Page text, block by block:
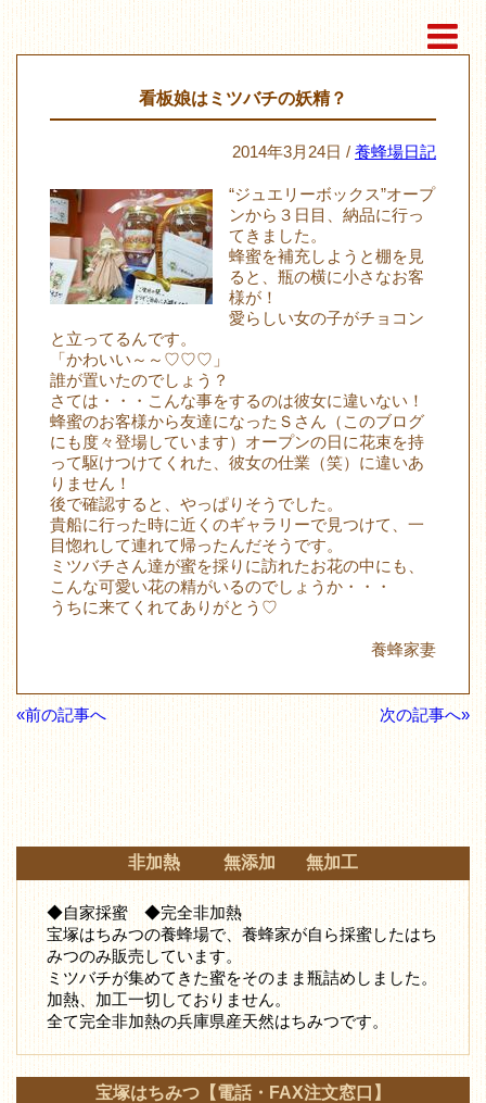
看板娘はミツバチの妖精？
2014年3月24日 / 養蜂場日記
“ジュエリーボックス”オープ
ンから３日目、納品に行っ
てきました。
蜂蜜を補充しようと棚を見
ると、瓶の横に小さなお客
様が！
愛らしい女の子がチョコン
と立ってるんです。
「かわいい～～♡♡♡」
誰が置いたのでしょう？
さては・・・こんな事をするのは彼女に違いない！
蜂蜜のお客様から友達になったＳさん（このブログ
にも度々登場しています）オープンの日に花束を持
って駆けつけてくれた、彼女の仕業（笑）に違いあ
りません！
後で確認すると、やっぱりそうでした。
貴船に行った時に近くのギャラリーで見つけて、一
目惚れして連れて帰ったんだそうです。
ミツバチさん達が蜜を採りに訪れたお花の中にも、
こんな可愛い花の精がいるのでしょうか・・・
うちに来てくれてありがとう♡
養蜂家妻
«前の記事へ 次の記事へ»
非加熱 無添加 無加工
◆自家採蜜 ◆完全非加熱
宝塚はちみつの養蜂場で、養蜂家が自ら採蜜したはち
みつのみ販売しています。
ミツバチが集めてきた蜜をそのまま瓶詰めしました。
加熱、加工一切しておりません。
全て完全非加熱の兵庫県産天然はちみつです。
宝塚はちみつ【電話・FAX注文窓口】